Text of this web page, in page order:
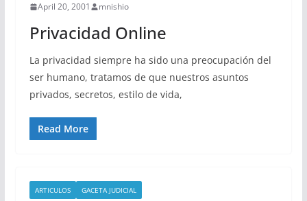
April 20, 2001 mnishio
Privacidad Online
La privacidad siempre ha sido una preocupación del
ser humano, tratamos de que nuestros asuntos
privados, secretos, estilo de vida,
Read More
ARTICULOS GACETA JUDICIAL